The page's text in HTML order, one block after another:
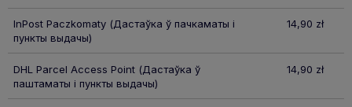
InPost Paczkomaty(Дастаўка ў пачкаматы і
пункты выдачы)
14,90 zł
DHL Parcel Access Point(Дастаўка ў
паштаматы і пункты выдачы)
14,90 zł